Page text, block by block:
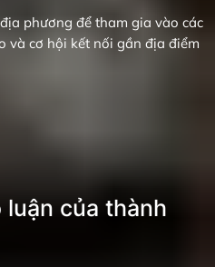
phương để tham gia vào các
và cơ hội kết nối gần địa điểm
của thành